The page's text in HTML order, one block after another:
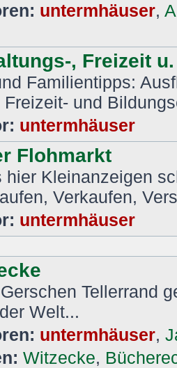
untermhäuser,
, Freizeit
Familientipps:
Freizeit- und
untermhäuser
Flohmarkt
hier Kleinanzeigen
Verkaufen,
untermhäuser
Tellerrand
Welt...
untermhäuser,
Witzecke,